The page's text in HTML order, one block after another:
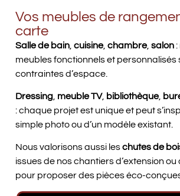
Vos meubles de
carte
Salle de bain cuisine, chambre, salon:
meubles fonctionnels et personnalisés
contraintes d’espace.
Dressing meuble TV, bibliothèque,
: chaque projet est unique et peut
simple photo ou d’un modèle existant.
Nous valorisons aussi leschutes de
issues de nos chantiers d’extension
pour proposer des pièces éco-